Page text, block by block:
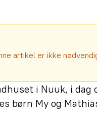
artikel er ikke
i Nuuk, i dag
børn My og